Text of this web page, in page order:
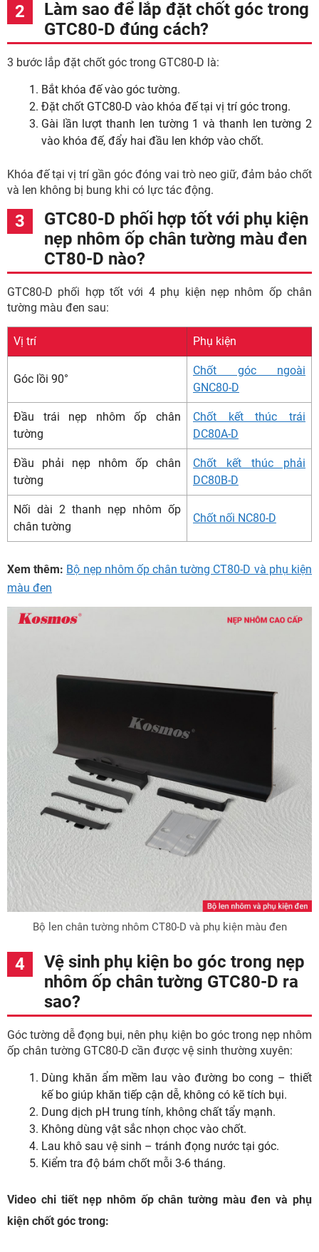
Làm sao để lắp đặt chốt góc trong
GTC80-D đúng cách?
3 bước lắp đặt chốt góc trong GTC80-D là:
Bắt khóa đế vào góc tường.
Đặt chốt GTC80-D vào khóa đế tại vị trí góc trong.
Gài lần lượt thanh len tường 1 và thanh len tường 2
vào khóa đế, đẩy hai đầu len khớp vào chốt.
Khóa đế tại vị trí gần góc đóng vai trò neo giữ, đảm bảo chốt
và len không bị bung khi có lực tác động.
GTC80-D phối hợp tốt với phụ kiện
nẹp nhôm ốp chân tường màu đen
CT80-D nào?
GTC80-D phối hợp tốt với 4 phụ kiện nẹp nhôm ốp chân
tường màu đen sau:
Vị trí Phụ kiện
Góc lồi 90°
Chốt góc ngoài
GNC80-D
Đầu trái nẹp nhôm ốp chân
tường
Chốt kết thúc trái
DC80A-D
Đầu phải nẹp nhôm ốp chân
tường
Chốt kết thúc phải
DC80B-D
Nối dài 2 thanh nẹp nhôm ốp
chân tường
Chốt nối NC80-D
Xem thêm: Bộ nẹp nhôm ốp chân tường CT80-D và phụ kiện
màu đen
Bộ len chân tường nhôm CT80-D và phụ kiện màu đen
Vệ sinh phụ kiện bo góc trong nẹp
nhôm ốp chân tường GTC80-D ra
sao?
Góc tường dễ đọng bụi, nên phụ kiện bo góc trong nẹp nhôm
ốp chân tường GTC80-D cần được vệ sinh thường xuyên:
Dùng khăn ẩm mềm lau vào đường bo cong – thiết
kế bo giúp khăn tiếp cận dễ, không có kẽ tích bụi.
Dung dịch pH trung tính, không chất tẩy mạnh.
Không dùng vật sắc nhọn chọc vào chốt.
Lau khô sau vệ sinh – tránh đọng nước tại góc.
Kiểm tra độ bám chốt mỗi 3-6 tháng.
Video chi tiết nẹp nhôm ốp chân tường màu đen và phụ
kiện chốt góc trong: